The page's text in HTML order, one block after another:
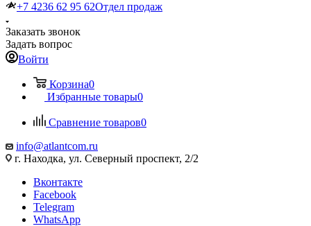
+7 4236 62 95 62Отдел продаж
Заказать звонок
Задать вопрос
Войти
Корзина0
Избранные товары0
Сравнение товаров0
info@atlantcom.ru
г. Находка, ул. Северный проспект, 2/2
Вконтакте
Facebook
Telegram
WhatsApp